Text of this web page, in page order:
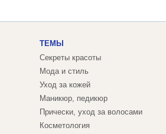
ТЕМЫ
Секреты красоты
Мода и стиль
Уход за кожей
Маникюр, педикюр
Прически, уход за волосами
Косметология